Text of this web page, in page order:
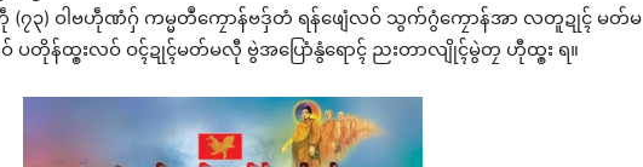
(၇၃) ဝါဗဟဵုဏံဂှ် ကမ္မတဳကၠောန်ဗဒှ်တံ ရန်ဖျေံလဝ် သွက်ဂွံကၠောန်အာ လတူဍုၚ် မတ်မ
န်ထ္ၜးလဝ် ဝၚ်ဍုၚ်မတ်မလီု ဗွဲအပြောံနွံရောၚ် ညးတာလျိုၚ်မွဲတၠ ဟီုထ္ၜး ရ။